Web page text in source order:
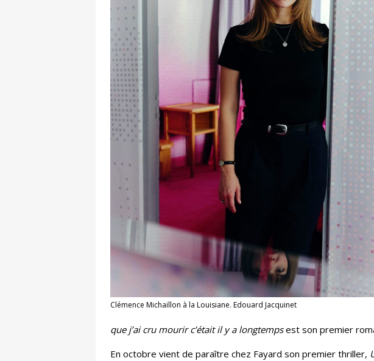
Clémence Michaillon à la Louisiane. Edouard Jacquinet
que j’ai cru mourir c’était il y a longtempsest son premier
En octobre vient de paraître chez Fayard son premier thriller,